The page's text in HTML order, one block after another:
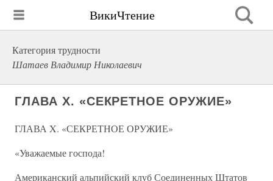
ВикиЧтение
Категория трудности
Шатаев Владимир Николаевич
ГЛАВА X. «СЕКРЕТНОЕ ОРУЖИЕ»
ГЛАВА X. «СЕКРЕТНОЕ ОРУЖИЕ»
«Уважаемые господа!
Американский альпийский клуб Соединенных Штатов